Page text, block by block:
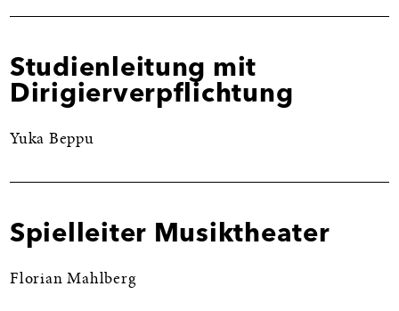
Studienleitung mit
Dirigierverpflichtung
Yuka Beppu
Spielleiter Musiktheater
Florian Mahlberg